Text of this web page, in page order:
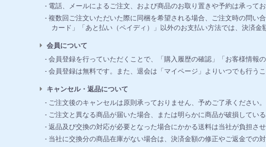
電話、メールによるご注文、および商品のお取り置きや予約は承ってお
複数回ご注文いただいた際に同梱を希望される場合、ご注文時の問い
カード」「あと払い（ペイディ）」以外のお支払い方法では、決済
会員について
会員登録を行っていただくことで、「購入履歴の確認」「お客様情報
会員登録は無料です。また、退会は「マイページ」よりいつでも行うこ
キャンセル・返品について
ご注文後のキャンセルは原則承っておりません、予めご了承ください。
ご注文と異なる商品が届いた場合、または明らかに商品が破損してい
返品及び交換の対応が必要となった場合にかかる送料は当社が負担さ
当社に交換分の商品在庫がない場合は、決済金額の修正やご返金での